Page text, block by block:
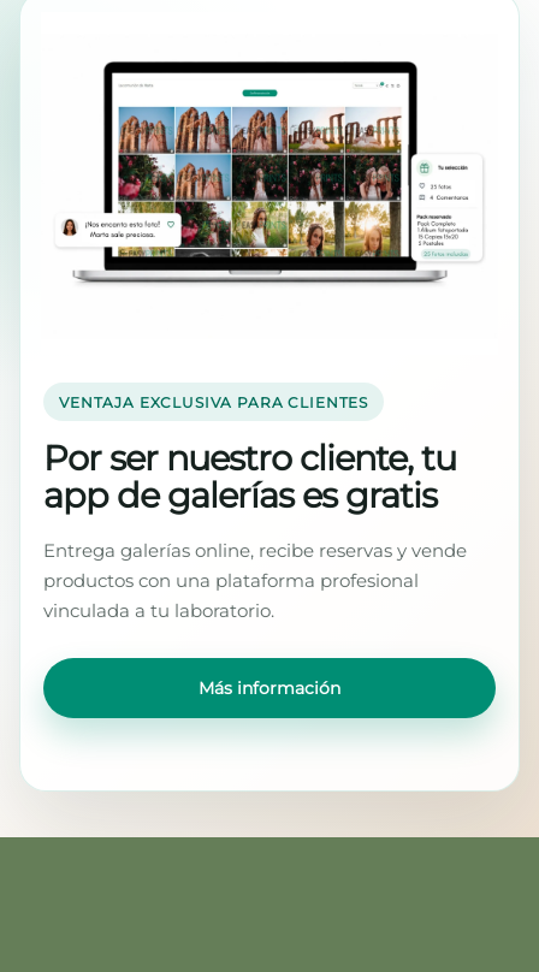
VENTAJA EXCLUSIVA PARA CLIENTES
Por ser nuestro cliente, tu
app de galerías es gratis
Entrega galerías online, recibe reservas y vende
productos con una plataforma profesional
vinculada a tu laboratorio.
Más información